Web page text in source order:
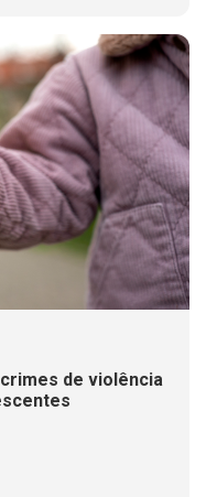
de violência